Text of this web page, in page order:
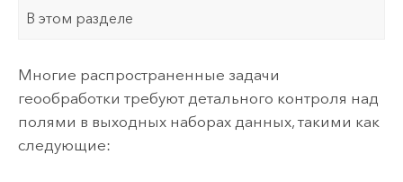
В этом разделе
Многие распространенные задачи
геообработки требуют детального контроля над
полями в выходных наборах данных, такими как
следующие: